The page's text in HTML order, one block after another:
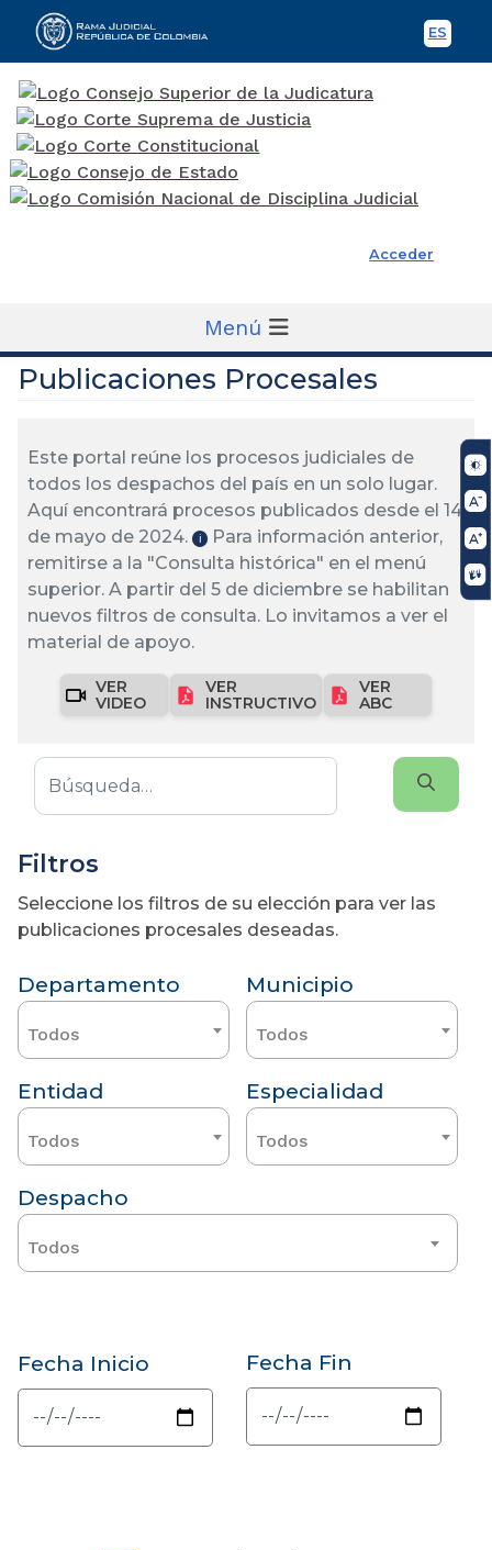
ES
Rama Judicial
Acceder
Menú
Publicaciones Procesales
Este portal reúne los procesos judiciales de
todos los despachos del país en un solo lugar.
Aquí encontrará procesos publicados desde el 14
de mayo de 2024.
ℹ️
Para información anterior,
remitirse a la "Consulta histórica" en el menú
superior. A partir del 5 de diciembre se habilitan
nuevos filtros de consulta. Lo invitamos a ver el
material de apoyo.
VER
VIDEO
VER
INSTRUCTIVO
VER
ABC
Filtros
Seleccione los filtros de su elección para ver las
publicaciones procesales deseadas.
Departamento
Todos
Municipio
Todos
Entidad
Todos
Especialidad
Todos
Despacho
Todos
Fecha Inicio Fecha Fin